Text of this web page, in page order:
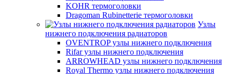
KOHR термоголовки
Dragoman Rubinetterie термоголовки
Узлы
нижнего подключения радиаторов
OVENTROP узлы нижнего подключения
Rifar узлы нижнего подключения
ARROWHEAD узлы нижнего подключения
Royal Thermo узлы нижнего подключения